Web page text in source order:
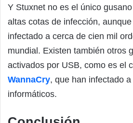
Y Stuxnet no es el único
altas cotas de infección,
infectado a cerca de cien mil
mundial. Existen también otros
activados por USB, como es el
WannaCry, que han infectado
informáticos.